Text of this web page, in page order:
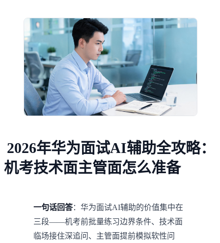
2026年华为面试AI辅助全攻略：
机考技术面主管面怎么准备
一句话回答：华为面试AI辅助的价值集中在
三段——机考前批量练习边界条件、技术面
临场接住深追问、主管面提前模拟软性问